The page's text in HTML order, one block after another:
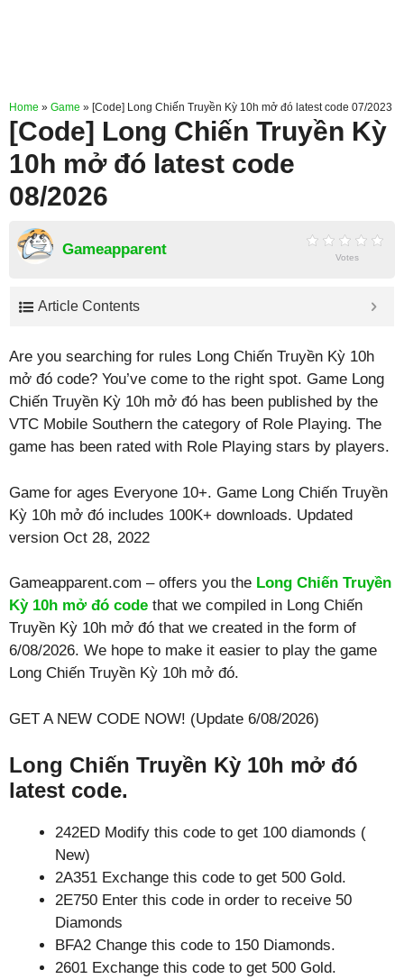
Home » Game » [Code] Long Chiến Truyền Kỳ 10h mở đó latest code 07/2023
[Code] Long Chiến Truyền Kỳ
10h mở đó latest code
08/2026
Gameapparent Votes
Article Contents
Are you searching for rules Long Chiến Truyền Kỳ 10h
mở đó code? You’ve come to the right spot. Game Long
Chiến Truyền Kỳ 10h mở đó has been published by the
VTC Mobile Southern the category of Role Playing. The
game has been rated with Role Playing stars by players.
Game for ages Everyone 10+. Game Long Chiến Truyền
Kỳ 10h mở đó includes 100K+ downloads. Updated
version Oct 28, 2022
Gameapparent.com – offers you the Long Chiến Truyền
Kỳ 10h mở đó code that we compiled in Long Chiến
Truyền Kỳ 10h mở đó that we created in the form of
6/08/2026. We hope to make it easier to play the game
Long Chiến Truyền Kỳ 10h mở đó.
GET A NEW CODE NOW! (Update 6/08/2026)
Long Chiến Truyền Kỳ 10h mở đó
latest code.
242ED Modify this code to get 100 diamonds (
New)
2A351 Exchange this code to get 500 Gold.
2E750 Enter this code in order to receive 50
Diamonds
BFA2 Change this code to 150 Diamonds.
2601 Exchange this code to get 500 Gold.